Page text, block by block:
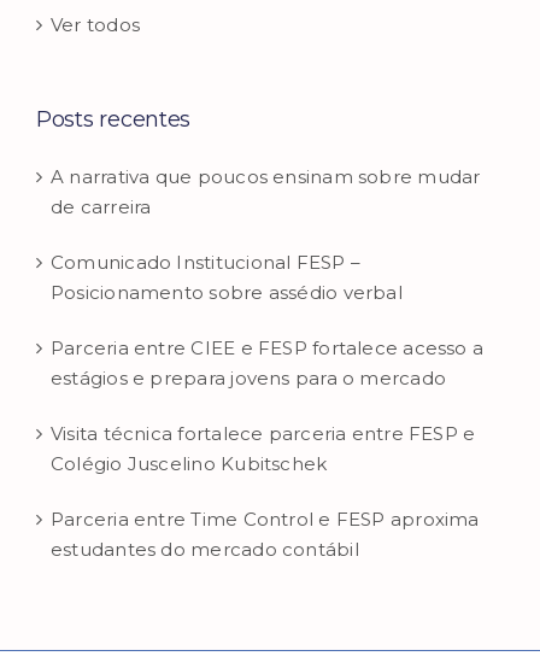
Ver todos
Posts recentes
A narrativa que poucos ensinam sobre mudar
de carreira
Comunicado Institucional FESP –
Posicionamento sobre assédio verbal
Parceria entre CIEE e FESP fortalece acesso a
estágios e prepara jovens para o mercado
Visita técnica fortalece parceria entre FESP e
Colégio Juscelino Kubitschek
Parceria entre Time Control e FESP aproxima
estudantes do mercado contábil